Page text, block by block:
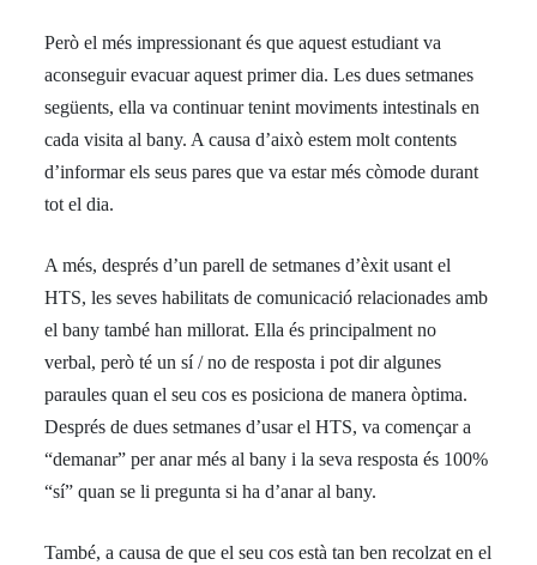
Però el més impressionant és que aquest estudiant va
aconseguir evacuar aquest primer dia. Les dues setmanes
següents, ella va continuar tenint moviments intestinals en
cada visita al bany. A causa d’això estem molt contents
d’informar els seus pares que va estar més còmode durant
tot el dia.
A més, després d’un parell de setmanes d’èxit usant el
HTS, les seves habilitats de comunicació relacionades amb
el bany també han millorat. Ella és principalment no
verbal, però té un sí / no de resposta i pot dir algunes
paraules quan el seu cos es posiciona de manera òptima.
Després de dues setmanes d’usar el HTS, va començar a
“demanar” per anar més al bany i la seva resposta és 100%
“sí” quan se li pregunta si ha d’anar al bany.
També, a causa de que el seu cos està tan ben recolzat en el